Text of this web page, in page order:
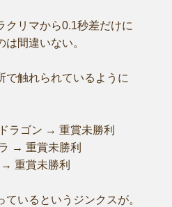
クリマから0.1秒差だけに
間違いない。
で触れられているように
ラゴン → 重賞未勝利
→ 重賞未勝利
重賞未勝利
いるというジンクスが。